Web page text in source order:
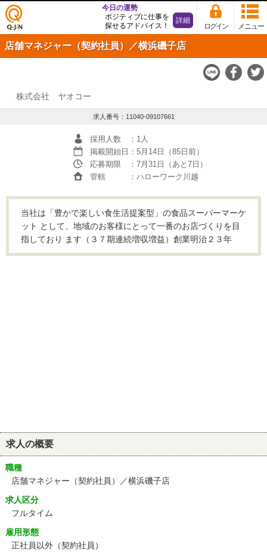
仕事
探し
の求
Q-JiN
メニュー
ログイン
今日の運勢
ポジティブに仕事を
探せるアドバイス！
詳細
店舗マネジャー（契約社員）／横浜磯子店
株式会社 ヤオコー
求人番号：11040-09107661
採用人数
：1人
掲載開始日 ：5月14日（85日前）
応募期限
：7月31日（あと7日）
管轄
：ハローワーク川越
当社は「豊かで楽しい食生活提案型」の食品スーパーマーケ
ット として、地域のお客様にとって一番のお店づくりを目
指しており ます（３７期連続増収増益）創業明治２３年
求人の概要
職種
店舗マネジャー（契約社員）／横浜磯子店
求人区分
フルタイム
雇用形態
正社員以外（契約社員）